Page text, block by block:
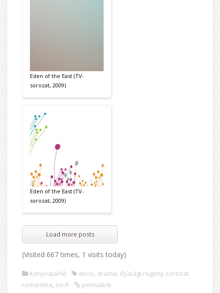
Eden of the East (TV-
sorozat, 2009)
Eden of the East (TV-
sorozat, 2009)
Load more posts
(Visited 667 times, 1 visits today)
Könyvajánló akció, dráma, ifjúsági regény sorozat,
romantika, sci-fi permalink